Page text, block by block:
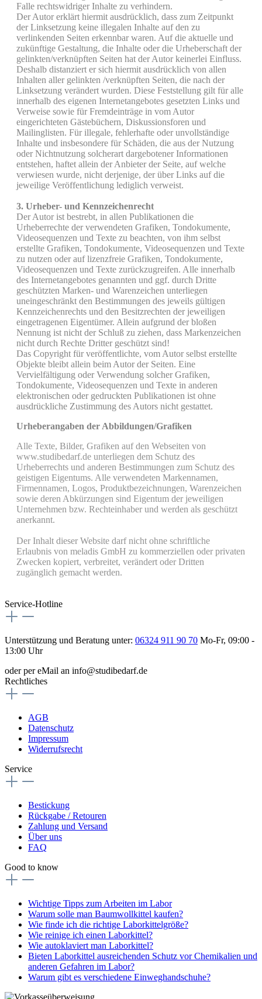
Falle rechtswidriger Inhalte zu verhindern.
Der Autor erklärt hiermit ausdrücklich, dass zum Zeitpunkt
der Linksetzung keine illegalen Inhalte auf den zu
verlinkenden Seiten erkennbar waren. Auf die aktuelle und
zukünftige Gestaltung, die Inhalte oder die Urheberschaft der
gelinkten/verknüpften Seiten hat der Autor keinerlei Einfluss.
Deshalb distanziert er sich hiermit ausdrücklich von allen
Inhalten aller gelinkten /verknüpften Seiten, die nach der
Linksetzung verändert wurden. Diese Feststellung gilt für alle
innerhalb des eigenen Internetangebotes gesetzten Links und
Verweise sowie für Fremdeinträge in vom Autor
eingerichteten Gästebüchern, Diskussionsforen und
Mailinglisten. Für illegale, fehlerhafte oder unvollständige
Inhalte und insbesondere für Schäden, die aus der Nutzung
oder Nichtnutzung solcherart dargebotener Informationen
entstehen, haftet allein der Anbieter der Seite, auf welche
verwiesen wurde, nicht derjenige, der über Links auf die
jeweilige Veröffentlichung lediglich verweist.
3. Urheber- und Kennzeichenrecht
Der Autor ist bestrebt, in allen Publikationen die
Urheberrechte der verwendeten Grafiken, Tondokumente,
Videosequenzen und Texte zu beachten, von ihm selbst
erstellte Grafiken, Tondokumente, Videosequenzen und Texte
zu nutzen oder auf lizenzfreie Grafiken, Tondokumente,
Videosequenzen und Texte zurückzugreifen. Alle innerhalb
des Internetangebotes genannten und ggf. durch Dritte
geschützten Marken- und Warenzeichen unterliegen
uneingeschränkt den Bestimmungen des jeweils gültigen
Kennzeichenrechts und den Besitzrechten der jeweiligen
eingetragenen Eigentümer. Allein aufgrund der bloßen
Nennung ist nicht der Schluß zu ziehen, dass Markenzeichen
nicht durch Rechte Dritter geschützt sind!
Das Copyright für veröffentlichte, vom Autor selbst erstellte
Objekte bleibt allein beim Autor der Seiten. Eine
Vervielfältigung oder Verwendung solcher Grafiken,
Tondokumente, Videosequenzen und Texte in anderen
elektronischen oder gedruckten Publikationen ist ohne
ausdrückliche Zustimmung des Autors nicht gestattet.
Urheberangaben der Abbildungen/Grafiken
Alle Texte, Bilder, Grafiken auf den Webseiten von
www.studibedarf.de unterliegen dem Schutz des
Urheberrechts und anderen Bestimmungen zum Schutz des
geistigen Eigentums. Alle verwendeten Markennamen,
Firmennamen, Logos, Produktbezeichnungen, Warenzeichen
sowie deren Abkürzungen sind Eigentum der jeweiligen
Unternehmen bzw. Rechteinhaber und werden als geschützt
anerkannt.
Der Inhalt dieser Website darf nicht ohne schriftliche
Erlaubnis von meladis GmbH zu kommerziellen oder privaten
Zwecken kopiert, verbreitet, verändert oder Dritten
zugänglich gemacht werden.
Service-Hotline
Unterstützung und Beratung unter: 06324 911 90 70 Mo-Fr, 09:00 -
13:00 Uhr
oder per eMail an info@studibedarf.de
Rechtliches
AGB
Datenschutz
Impressum
Widerrufsrecht
Service
Bestickung
Rückgabe / Retouren
Zahlung und Versand
Über uns
FAQ
Good to know
Wichtige Tipps zum Arbeiten im Labor
Warum solle man Baumwollkittel kaufen?
Wie finde ich die richtige Laborkittelgröße?
Wie reinige ich einen Laborkittel?
Wie autoklaviert man Laborkittel?
Bieten Laborkittel ausreichenden Schutz vor Chemikalien und
anderen Gefahren im Labor?
Warum gibt es verschiedene Einweghandschuhe?